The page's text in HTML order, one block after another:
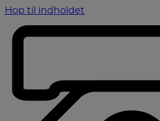
Hop til indholdet